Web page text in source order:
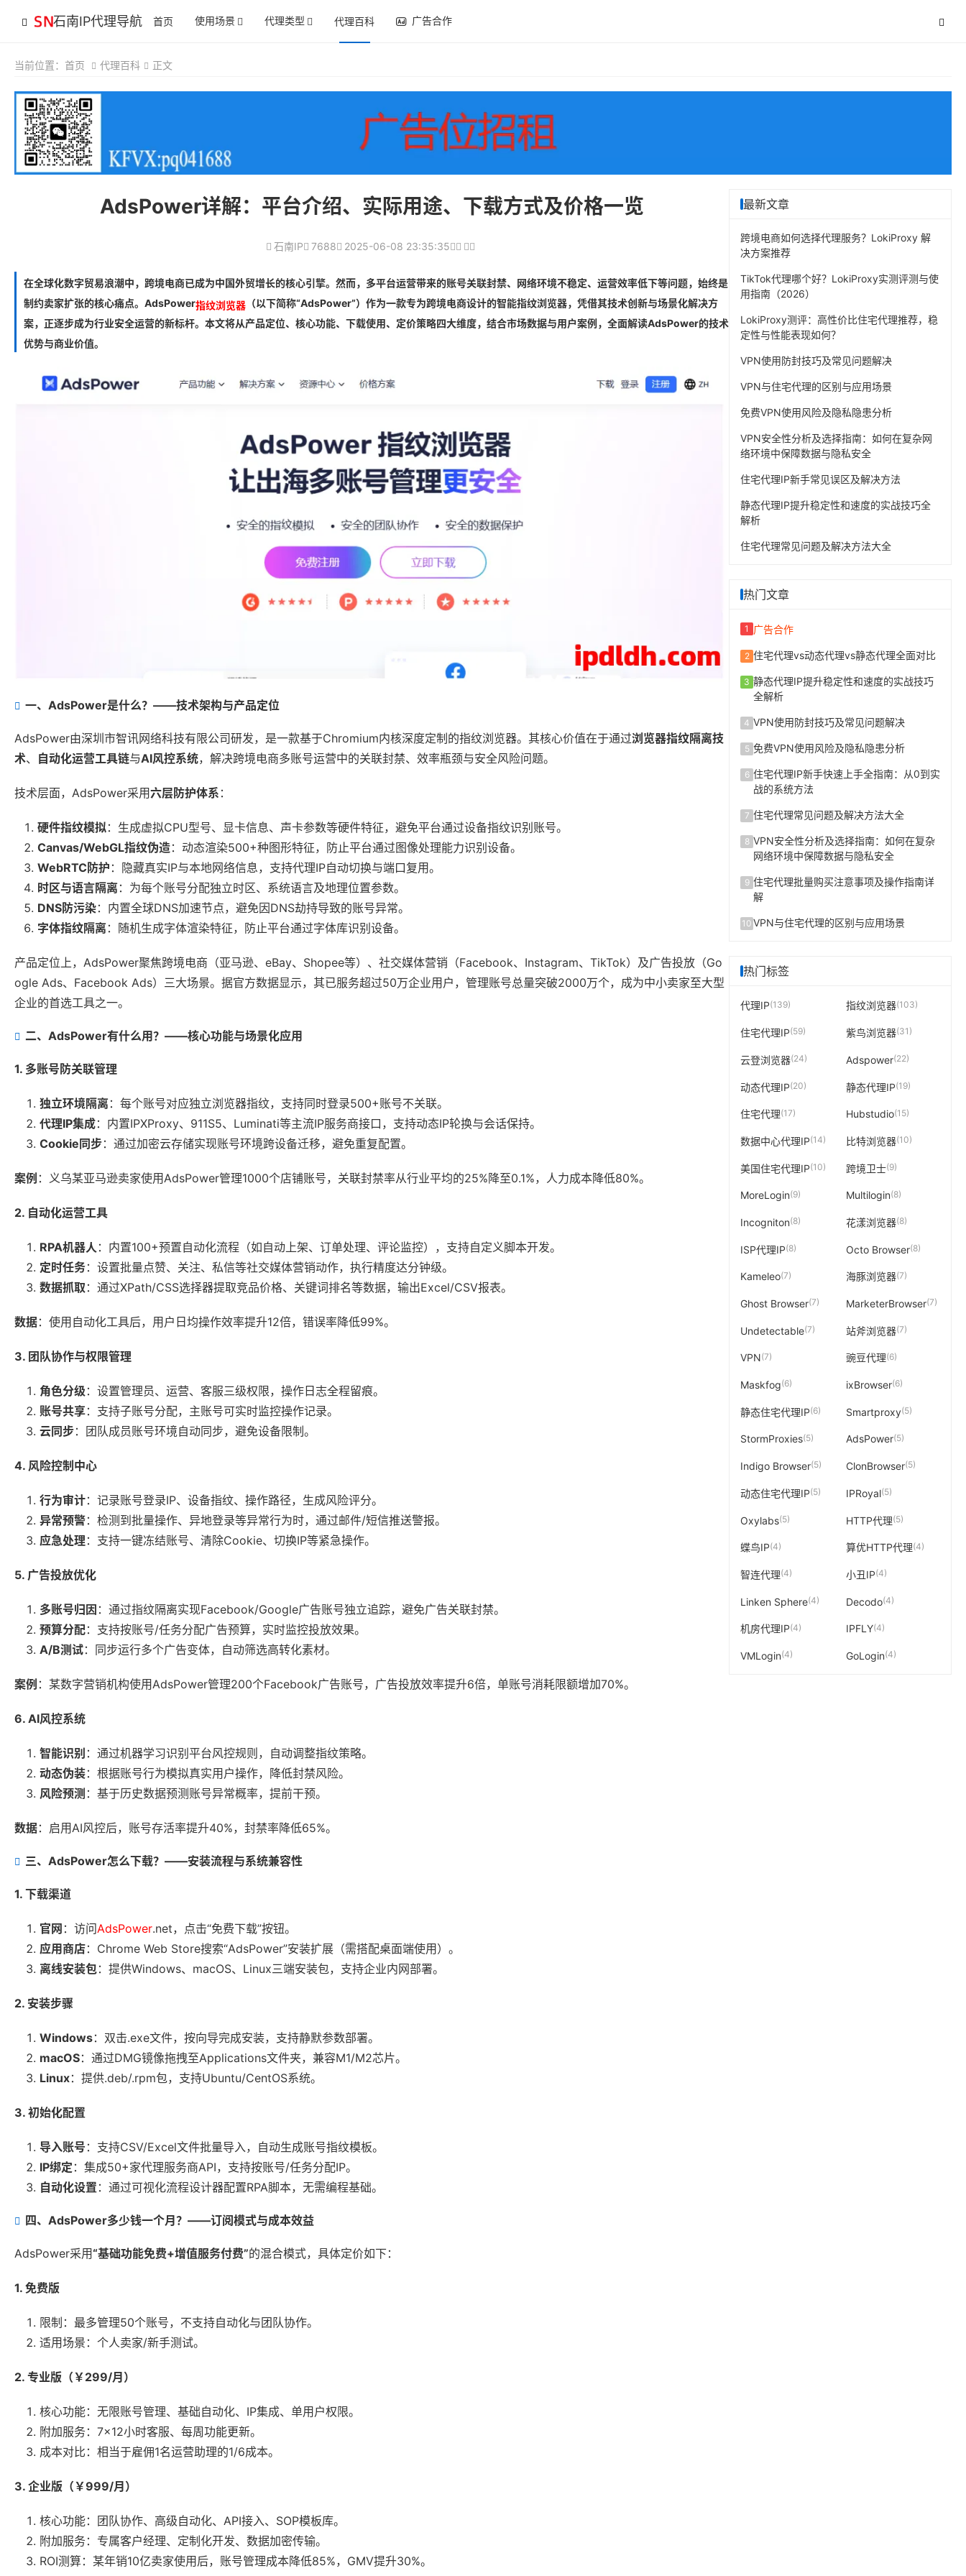
石南IP代理导航 首页 使用场景 代理类型 代理百科 广告合作
当前位置： 首页 代理百科 正文
AdsPower详解：平台介绍、实际用途、下载方式及价格一览
石南IP 7688 2025-06-08 23:35:35
在全球化数字贸易浪潮中，跨境电商已成为中国外贸增长的核心引擎。然而，多平台运营带来的账号关联封禁、网络环境不稳定、运营效率低下等问题，始终是
制约卖家扩张的核心痛点。AdsPower指纹浏览器 （以下简称“AdsPower”）作为一款专为跨境电商设计的智能指纹浏览器，凭借其技术创新与场景化解决方
案，正逐步成为行业安全运营的新标杆。本文将从产品定位、核心功能、下载使用、定价策略四大维度，结合市场数据与用户案例，全面解读AdsPower的技术
优势与商业价值。
一、AdsPower是什么？——技术架构与产品定位
AdsPower由深圳市智讯网络科技有限公司研发，是一款基于Chromium内核深度定制的指纹浏览器。其核心价值在于通过浏览器指纹隔离技
术、 自动化运营工具链与AI风控系统，解决跨境电商多账号运营中的关联封禁、效率瓶颈与安全风险问题。
技术层面，AdsPower采用六层防护体系 ：
硬件指纹模拟：生成虚拟CPU型号、显卡信息、声卡参数等硬件特征，避免平台通过设备指纹识别账号。
Canvas/WebGL指纹伪造：动态渲染500+种图形特征，防止平台通过图像处理能力识别设备。
WebRTC防护 ：隐藏真实IP与本地网络信息，支持代理IP自动切换与端口复用。
时区与语言隔离：为每个账号分配独立时区、系统语言及地理位置参数。
DNS防污染：内置全球DNS加速节点，避免因DNS劫持导致的账号异常。
字体指纹隔离：随机生成字体渲染特征，防止平台通过字体库识别设备。
产品定位上，AdsPower聚焦跨境电商（亚马逊、eBay、Shopee等）、社交媒体营销（Facebook、Instagram、TikTok）及广告投放（Go
ogle Ads、Facebook Ads）三大场景。据官方数据显示，其已服务超过50万企业用户，管理账号总量突破2000万个，成为中小卖家至大型
企业的首选工具之一。
二、AdsPower有什么用？——核心功能与场景化应用
1. 多账号防关联管理
独立环境隔离：每个账号对应独立浏览器指纹，支持同时登录500+账号不关联。
代理IP集成：内置IPXProxy、911S5、Luminati等主流IP服务商接口，支持动态IP轮换与会话保持。
Cookie同步：通过加密云存储实现账号环境跨设备迁移，避免重复配置。
案例 ：义乌某亚马逊卖家使用AdsPower管理1000个店铺账号，关联封禁率从行业平均的25%降至0.1%，人力成本降低80%。
2. 自动化运营工具
RPA机器人 ：内置100+预置自动化流程（如自动上架、订单处理、评论监控），支持自定义脚本开发。
定时任务：设置批量点赞、关注、私信等社交媒体营销动作，执行精度达分钟级。
数据抓取 ：通过XPath/CSS选择器提取竞品价格、关键词排名等数据，输出Excel/CSV报表。
数据：使用自动化工具后，用户日均操作效率提升12倍，错误率降低99%。
3. 团队协作与权限管理
角色分级 ：设置管理员、运营、客服三级权限，操作日志全程留痕。
账号共享：支持子账号分配，主账号可实时监控操作记录。
云同步：团队成员账号环境自动同步，避免设备限制。
4. 风险控制中心
行为审计：记录账号登录IP、设备指纹、操作路径，生成风险评分。
异常预警：检测到批量操作、异地登录等异常行为时，通过邮件/短信推送警报。
应急处理 ：支持一键冻结账号、清除Cookie、切换IP等紧急操作。
5. 广告投放优化
多账号归因 ：通过指纹隔离实现Facebook/Google广告账号独立追踪，避免广告关联封禁。
预算分配：支持按账号/任务分配广告预算，实时监控投放效果。
A/B测试：同步运行多个广告变体，自动筛选高转化素材。
案例 ：某数字营销机构使用AdsPower管理200个Facebook广告账号，广告投放效率提升6倍，单账号消耗限额增加70%。
6. AI风控系统
智能识别 ：通过机器学习识别平台风控规则，自动调整指纹策略。
动态伪装：根据账号行为模拟真实用户操作，降低封禁风险。
风险预测 ：基于历史数据预测账号异常概率，提前干预。
数据：启用AI风控后，账号存活率提升40%，封禁率降低65%。
三、AdsPower怎么下载？——安装流程与系统兼容性
1. 下载渠道
官网 ：访问AdsPower.net，点击“免费下载”按钮。
应用商店：Chrome Web Store搜索“AdsPower”安装扩展（需搭配桌面端使用）。
离线安装包：提供Windows、macOS、Linux三端安装包，支持企业内网部署。
2. 安装步骤
Windows：双击.exe文件，按向导完成安装，支持静默参数部署。
macOS：通过DMG镜像拖拽至Applications文件夹，兼容M1/M2芯片。
Linux：提供.deb/.rpm包，支持Ubuntu/CentOS系统。
3. 初始化配置
导入账号 ：支持CSV/Excel文件批量导入，自动生成账号指纹模板。
IP绑定 ：集成50+家代理服务商API，支持按账号/任务分配IP。
自动化设置 ：通过可视化流程设计器配置RPA脚本，无需编程基础。
四、AdsPower多少钱一个月？——订阅模式与成本效益
AdsPower采用“基础功能免费+增值服务付费”的混合模式，具体定价如下：
1. 免费版
限制：最多管理50个账号，不支持自动化与团队协作。
适用场景：个人卖家/新手测试。
2. 专业版（￥299/月）
核心功能：无限账号管理、基础自动化、IP集成、单用户权限。
附加服务：7×12小时客服、每周功能更新。
成本对比：相当于雇佣1名运营助理的1/6成本。
3. 企业版（￥999/月）
核心功能：团队协作、高级自动化、API接入、SOP模板库。
附加服务：专属客户经理、定制化开发、数据加密传输。
ROI测算：某年销10亿卖家使用后，账号管理成本降低85%，GMV提升30%。
最新文章
跨境电商如何选择代理服务？LokiProxy 解
决方案推荐
TikTok代理哪个好？LokiProxy实测评测与使
用指南（2026）
LokiProxy测评：高性价比住宅代理推荐，稳
定性与性能表现如何？
VPN使用防封技巧及常见问题解决
VPN与住宅代理的区别与应用场景
免费VPN使用风险及隐私隐患分析
VPN安全性分析及选择指南：如何在复杂网
络环境中保障数据与隐私安全
住宅代理IP新手常见误区及解决方法
静态代理IP提升稳定性和速度的实战技巧全
解析
住宅代理常见问题及解决方法大全
热门文章
1 广告合作
2 住宅代理vs动态代理vs静态代理全面对比
3 静态代理IP提升稳定性和速度的实战技巧
全解析
4 VPN使用防封技巧及常见问题解决
5 免费VPN使用风险及隐私隐患分析
6 住宅代理IP新手快速上手全指南：从0到实
战的系统方法
7 住宅代理常见问题及解决方法大全
8 VPN安全性分析及选择指南：如何在复杂
网络环境中保障数据与隐私安全
9 住宅代理批量购买注意事项及操作指南详
解
10 VPN与住宅代理的区别与应用场景
热门标签
代理IP(139) 指纹浏览器(103)
住宅代理IP(59) 紫鸟浏览器(31)
云登浏览器(24) Adspower(22)
动态代理IP(20) 静态代理IP(19)
住宅代理(17) Hubstudio(15)
数据中心代理IP(14) 比特浏览器(10)
美国住宅代理IP(10) 跨境卫士(9)
MoreLogin(9) Multilogin(8)
Incogniton(8) 花漾浏览器(8)
ISP代理IP(8) Octo Browser(8)
Kameleo(7) 海豚浏览器(7)
Ghost Browser(7) MarketerBrowser(7)
Undetectable(7) 站斧浏览器(7)
VPN(7) 豌豆代理(6)
Maskfog(6) ixBrowser(6)
静态住宅代理IP(6) Smartproxy(5)
StormProxies(5) AdsPower(5)
Indigo Browser(5) ClonBrowser(5)
动态住宅代理IP(5) IPRoyal(5)
Oxylabs(5) HTTP代理(5)
蝶鸟IP(4) 算优HTTP代理(4)
智连代理(4) 小丑IP(4)
Linken Sphere(4) Decodo(4)
机房代理IP(4) IPFLY(4)
VMLogin(4) GoLogin(4)